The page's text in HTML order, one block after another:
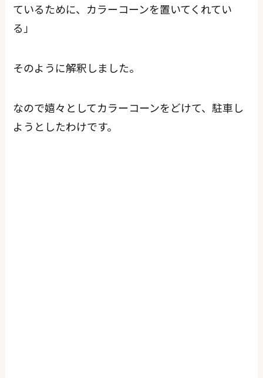
ているために、カラーコーンを置いてくれてい
る」
そのように解釈しました。
なので嬉々としてカラーコーンをどけて、駐車し
ようとしたわけです。